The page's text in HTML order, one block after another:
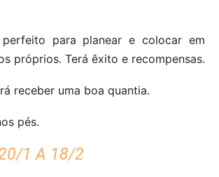
para planear e colocar em
próprios. Terá êxito e recompensas.
receber uma boa quantia.
pés.
1 A 18/2